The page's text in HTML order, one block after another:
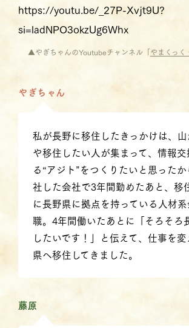
https://youtu.be/_27P-Xvjt9U?
si=ladNPO3okzUg6Whx
▲やぎちゃんのYoutubeチャンネル「やまくっく
やぎちゃん
私が長野に移住したきっかけは、
や移住したい人が集まって、情報交
る“アジト”をつくりたいと思った
社した会社で3年間勤めたあと、移
に長野県に拠点を持っている人材
職。4年間働いたあとに「そろそろ
したいです！」と伝えて、仕事を
県へ移住してきました。
藤原